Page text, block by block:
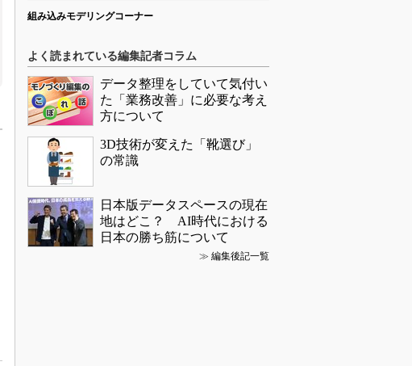
組み込みモデリングコーナー
よく読まれている編集記者コラム
データ整理をしていて気付い
た「業務改善」に必要な考え
方について
3D技術が変えた「靴選び」
の常識
日本版データスペースの現在
地はどこ？ AI時代における
日本の勝ち筋について
≫ 編集後記一覧